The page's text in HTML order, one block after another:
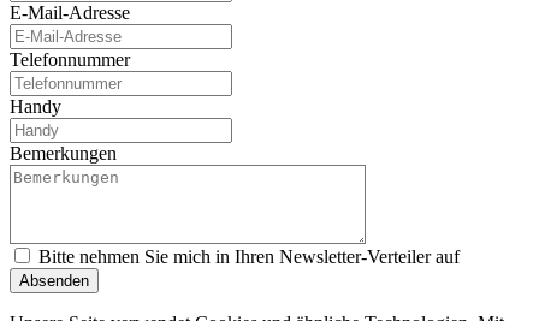
E-Mail-Adresse
Telefonnummer
Handy
Bemerkungen
Bitte nehmen Sie mich in Ihren Newsletter-Verteiler auf
Absenden